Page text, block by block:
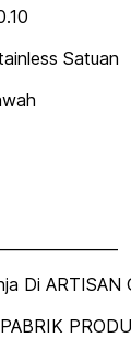
Satuan
Di ARTISAN